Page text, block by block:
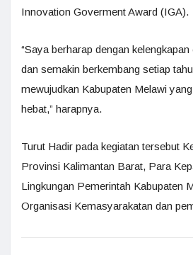
Innovation Goverment Award (IGA).
“Saya berharap dengan
dan semakin berkembang setiap
mewujudkan Kabupaten Melawi
hebat,” harapnya.
Turut Hadir pada kegiatan tersebut
Provinsi Kalimantan Barat, Para
Lingkungan Pemerintah Kabupaten
Organisasi Kemasyarakatan dan